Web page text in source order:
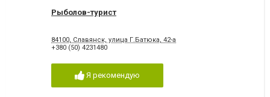
Рыболов-турист
84100, Славянск, улица Г.Батюка, 42-а
+380 (50) 4231480
Я рекомендую